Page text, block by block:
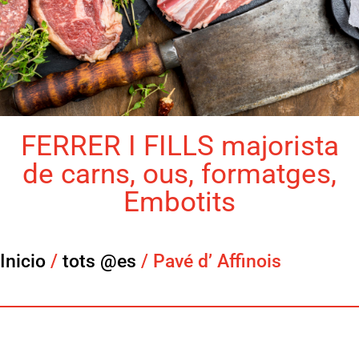
FERRER I FILLS majorista
de carns, ous, formatges,
Embotits
Inicio / tots @es / Pavé d’ Affinois